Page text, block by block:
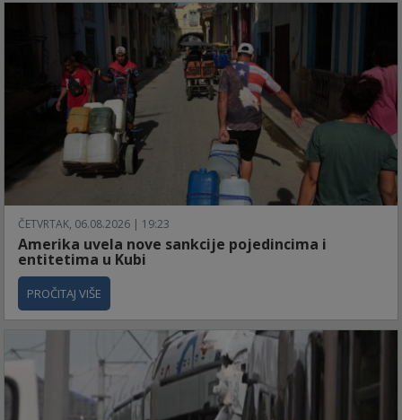
ČETVRTAK, 06.08.2026 | 19:23
Amerika uvela nove sankcije pojedincima i
entitetima u Kubi
PROČITAJ VIŠE